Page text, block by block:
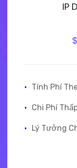
IP
$
· Tính Phí
· Chi Phí
· Lý Tưởng